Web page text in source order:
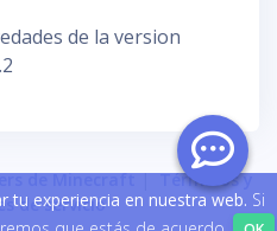
de la version
de Minecraft| Términos y
de servicio
tu experiencia en nuestra web. Si